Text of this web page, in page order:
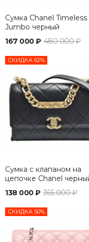
Сумка Chanel Timeless
Jumbo черный
167 000 ₽ 480 000 ₽
СКИДКА 62%
Сумка с клапаном на
цепочке Chanel
138 000 ₽ 365 000 ₽
СКИДКА 50%